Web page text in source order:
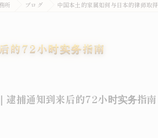
外国人刑事・
薬物事件
所 ブログ 中国本土的家属如何与日本的律师取
的72小时实务指南
逮捕通知到来后的72小时实务指南